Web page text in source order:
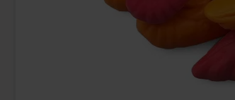
Tabby Chicken Wings Chocolate 50g
19.90 kr